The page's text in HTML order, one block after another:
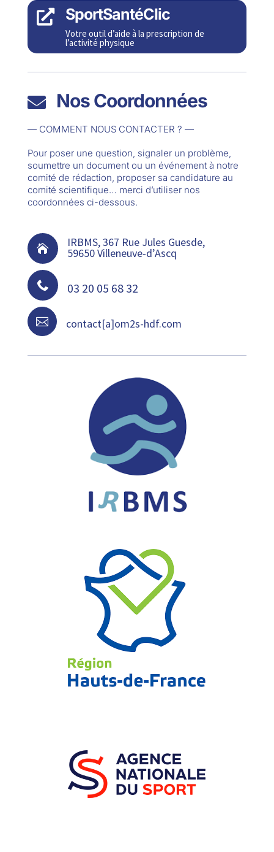
 SportSantéClic
Votre outil d’aide à la prescription de
l’activité physique
 Nos Coordonnées
— COMMENT NOUS CONTACTER ? —
Pour poser une question, signaler un problème,
soumettre un document ou un événement à notre
comité de rédaction, proposer sa candidature au
comité scientifique… merci d’utiliser nos
coordonnées ci-dessous.
 IRBMS, 367 Rue Jules Guesde,
59650 Villeneuve-d’Ascq
 03 20 05 68 32
 contact[a]om2s-hdf.com